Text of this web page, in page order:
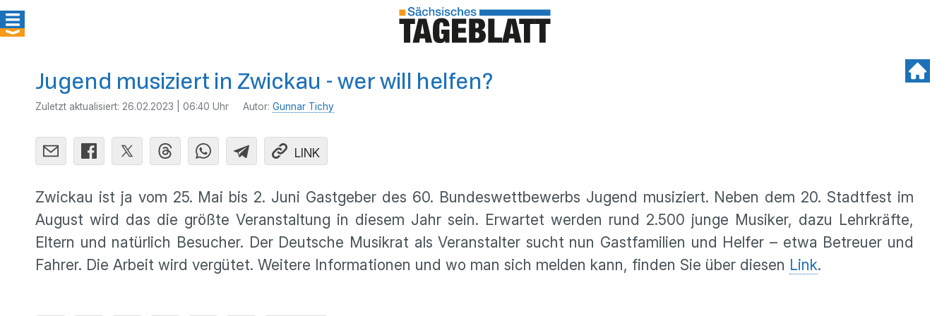
Jugend musiziert in Zwickau - wer will helfen?
Zuletzt aktualisiert: 26.02.2023 | 06:40 Uhr Autor: Gunnar Tichy
LINK
Zwickau ist ja vom 25. Mai bis 2. Juni Gastgeber des 60. Bundeswettbewerbs Jugend musiziert. Neben dem 20. Stadtfest im
August wird das die größte Veranstaltung in diesem Jahr sein. Erwartet werden rund 2.500 junge Musiker, dazu Lehrkräfte,
Eltern und natürlich Besucher. Der Deutsche Musikrat als Veranstalter sucht nun Gastfamilien und Helfer – etwa Betreuer und
Fahrer. Die Arbeit wird vergütet. Weitere Informationen und wo man sich melden kann, finden Sie über diesen Link.